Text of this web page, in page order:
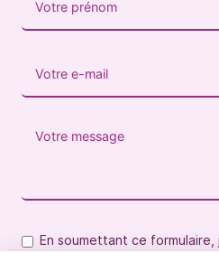
En soumettant ce formulaire,